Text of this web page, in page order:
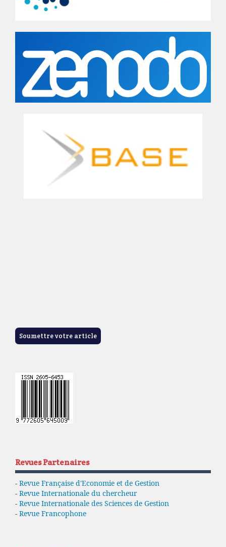
Soumettre votre article
Revues Partenaires
- Revue Française d'Economie et de Gestion
- Revue Internationale du chercheur
- Revue Internationale des Sciences de Gestion
- Revue Francophone